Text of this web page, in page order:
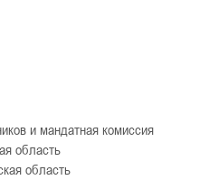
и мандатная комиссия
область
область